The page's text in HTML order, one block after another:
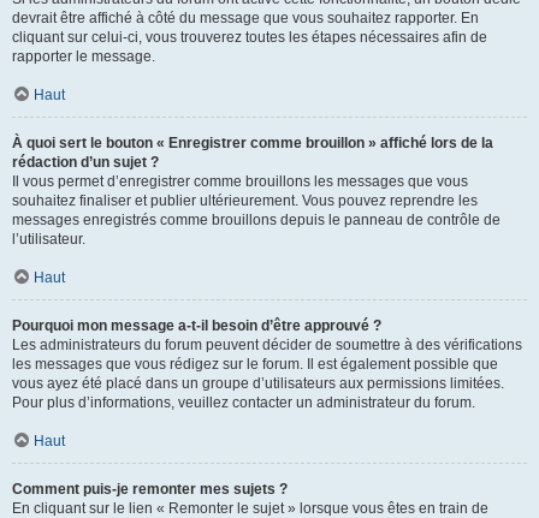
devrait être affiché à côté du message que vous souhaitez rapporter. En
cliquant sur celui-ci, vous trouverez toutes les étapes nécessaires afin de
rapporter le message.
Haut
À quoi sert le bouton « Enregistrer comme brouillon » affiché lors de la
rédaction d’un sujet ?
Il vous permet d’enregistrer comme brouillons les messages que vous
souhaitez finaliser et publier ultérieurement. Vous pouvez reprendre les
messages enregistrés comme brouillons depuis le panneau de contrôle de
l’utilisateur.
Haut
Pourquoi mon message a-t-il besoin d’être approuvé ?
Les administrateurs du forum peuvent décider de soumettre à des vérifications
les messages que vous rédigez sur le forum. Il est également possible que
vous ayez été placé dans un groupe d’utilisateurs aux permissions limitées.
Pour plus d’informations, veuillez contacter un administrateur du forum.
Haut
Comment puis-je remonter mes sujets ?
En cliquant sur le lien « Remonter le sujet » lorsque vous êtes en train de